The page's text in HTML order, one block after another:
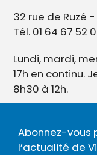
32 rue de Ruzé
Tél. 01 64 67 52
Lundi, mardi,
17h en continu.
8h30 à 12h.
Abonnez-vous
l’actualité de